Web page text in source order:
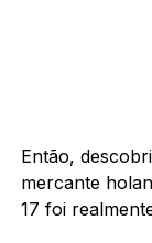
Então,
mercante
17 foi